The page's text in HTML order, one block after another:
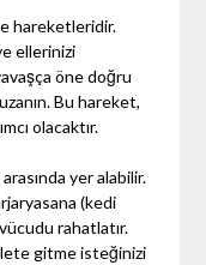
hareketleridir.
ellerinizi
öne doğru
Bu hareket,
olacaktır.
yer alabilir.
(kedi
rahatlatır.
gitme isteğinizi